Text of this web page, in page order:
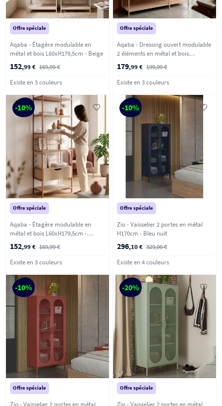
Offre spéciale
Aqaba - Étagère modulable en
métal et bois L60xH179,5cm - Beige
152,99 € 169,99 €
Existe en 3 couleurs
Offre spéciale
Aqaba - Dressing ouvert modulable
2 éléments en métal et bois
179,99 € 199,99 €
Existe en 3 couleurs
-10%
Offre spéciale
Aqaba - Étagère modulable en
métal et bois L60xH179,5cm -
Terracotta
152,99 € 169,99 €
Existe en 3 couleurs
-10%
Offre spéciale
Zio - Vaisselier 2 portes en métal
H170cm - Bleu nuit
296,10 € 329,00 €
Existe en 4 couleurs
-10%
Offre spéciale
-20%
Offre spéciale